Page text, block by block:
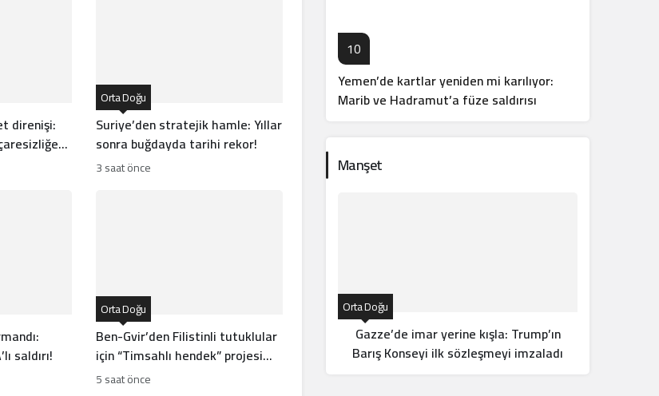
direnişi:
Suriye’den stratejik hamle: Yıllar
sonra buğdayda tarihi rekor!
Orta Doğu
3 saat önce
saldırı!
Ben-Gvir’den Filistinli tutuklular
için “Timsahlı hendek” projesi
incelemesi
Orta Doğu
5 saat önce
10
Yemen’de kartlar yeniden mi karılıyor:
Marib ve Hadramut’a füze saldırısı
Manşet
Orta Doğu
Gazze’de imar yerine kışla: Trump’ın
Barış Konseyi ilk sözleşmeyi imzaladı